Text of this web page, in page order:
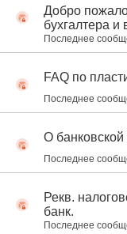
Добро
бухгалтера и
Последнее
FAQ по
Последнее
О
Последнее
Рекв.
банк.
Последнее